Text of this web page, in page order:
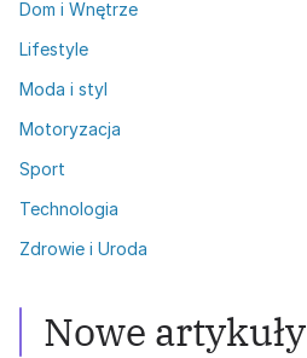
Dom i Wnętrze
Lifestyle
Moda i styl
Motoryzacja
Sport
Technologia
Zdrowie i Uroda
Nowe artykuły